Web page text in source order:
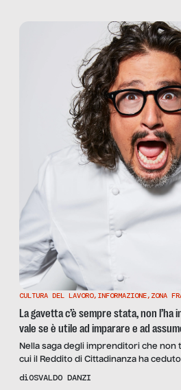
determinato grazie alla quale
CULTURA DEL LAVORO, INFORMAZIONE, ZONA
La gavetta c’è sempre stata, non l’ha
vale se è utile ad imparare e ad
Nella saga degli imprenditori che
cui il Reddito di Cittadinanza ha
non vogliono fare la gavetta, la vera
diOSVALDO DANZI